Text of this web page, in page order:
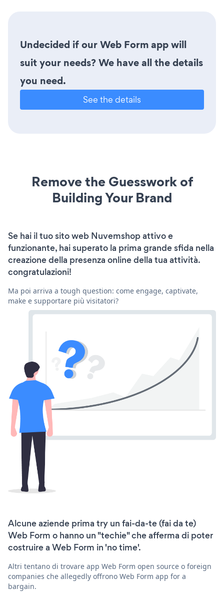
Undecided if our Web Form app will
suit your needs? We have all the details
you need.
See the details
Remove the Guesswork of
Building Your Brand
Se hai il tuo sito web Nuvemshop attivo e
funzionante, hai superato la prima grande sfida nella
creazione della presenza online della tua attività.
congratulazioni!
Ma poi arriva a tough question: come engage, captivate,
make e supportare più visitatori?
Alcune aziende prima try un fai-da-te (fai da te)
Web Form o hanno un "techie" che afferma di poter
costruire a Web Form in 'no time'.
Altri tentano di trovare app Web Form open source o foreign
companies che allegedly offrono Web Form app for a
bargain.